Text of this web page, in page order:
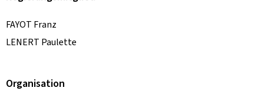
FAYOT Franz
LENERT Paulette
Organisation